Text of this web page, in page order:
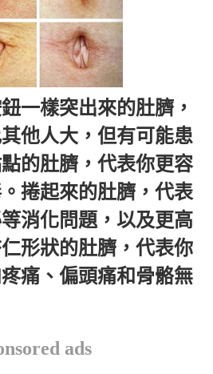
一樣突出來的肚臍，
他人大，但有可能患
的肚臍，代表你更容
捲起來的肚臍，代表
消化問題，以及更高
形狀的肚臍，代表你
痛、偏頭痛和骨骼無
ads